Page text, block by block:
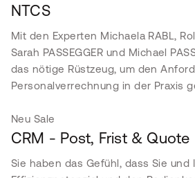
NTCS
Mit den Experten Michaela RABL,
Sarah PASSEGGER und Michael
das nötige Rüstzeug, um den
Personalverrechnung in der Praxis
Neu Sale
CRM - Post, Frist & Quote
Sie haben das Gefühl, dass Sie und